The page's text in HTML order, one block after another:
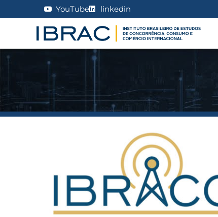
YouTube linkedin